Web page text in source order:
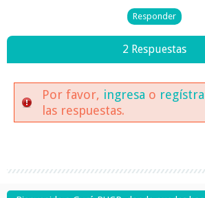
2 Respuestas
Por favor, ingresa o
las respuestas.